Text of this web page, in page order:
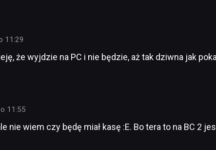
11:29
że wyjdzie na PC i nie będzie, aż tak dziwna jak
11:55
nie wiem czy będę miał kasę :E. Bo tera to na BC 2